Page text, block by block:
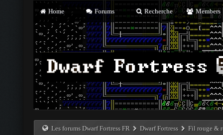
Home Forums Recherche Members
Les forums Dwarf Fortress FR Dwarf Fortress Fil rouge &